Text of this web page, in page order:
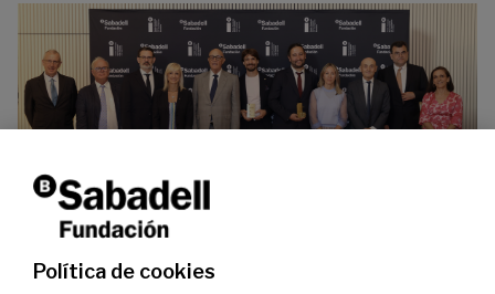
La Fundación Banco Sabadell reconoce a dos
investigadores en los ámbitos de la edición del
genoma y la energía limpia
07/07/2026 Premios
Política de cookies